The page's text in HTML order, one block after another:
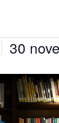
30
e